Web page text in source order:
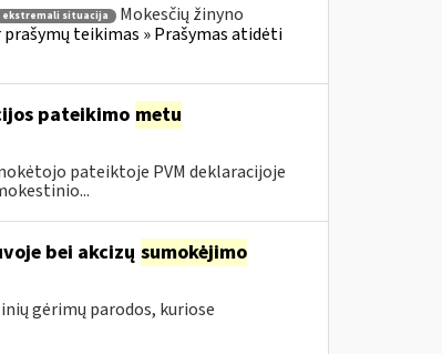
ekstremali situacija
Mokesčių žinyno
teikimas » Prašymas atidėti
pateikimo metu
pateiktoje PVM deklaracijoje
bei akcizų sumokėjimo
gėrimų parodos, kuriose